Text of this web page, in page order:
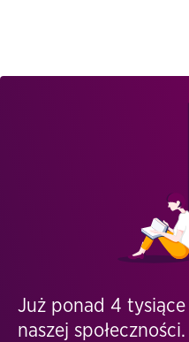
Już ponad 4
naszej społeczności.